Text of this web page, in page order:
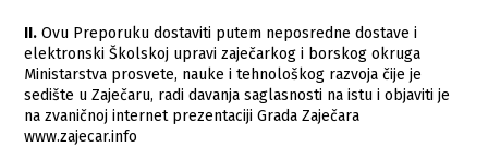
​II. Ovu Preporuku dostaviti putem neposredne dostave i
elektronski Školskoj upravi zaječarkog i borskog okruga
Ministarstva prosvete, nauke i tehnološkog razvoja čije je
sedište u Zaječaru, radi davanja saglasnosti na istu i objaviti je
na zvaničnoj internet prezentaciji Grada Zaječara
www.zajecar.info